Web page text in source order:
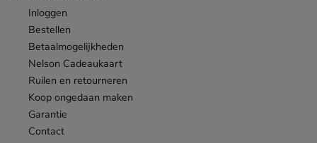
Inloggen
Bestellen
Betaalmogelijkheden
Nelson Cadeaukaart
Ruilen en retourneren
Koop ongedaan maken
Garantie
Contact